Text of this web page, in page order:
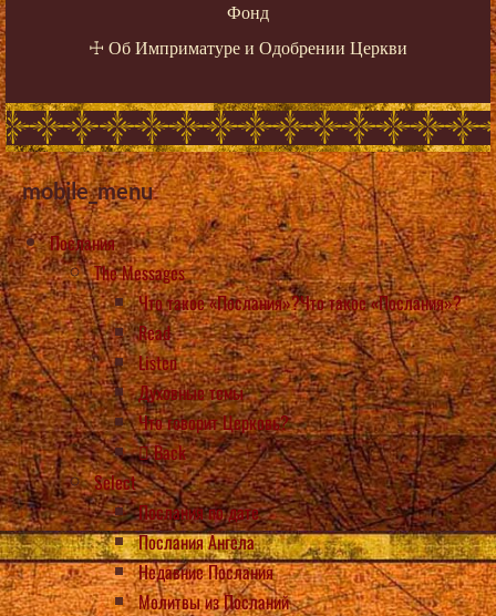
Фонд
☩ Об Имприматуре и Одобрении Церкви
mobile_menu
Послания
The Messages
Что такое «Послания»?Что такое «Послания»?
Read
Listen
Духовные темы
Что говорит Церковь?
Back
Select
Послания по дате
Послания Ангела
Недавние Послания
Молитвы из Посланий